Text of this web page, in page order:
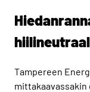
Tampereen